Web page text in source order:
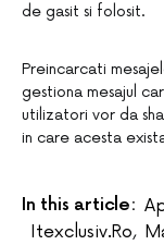
de gasit si folosit.
Preincarcati
gestiona mesajul
utilizatori vor da
in care acesta
In this article:
Itexclusiv.ro,